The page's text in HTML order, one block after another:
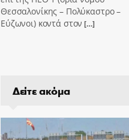
Θεσσαλονίκης – Πολύκαστρο –
Εύζωνοι) κοντά στον […]
Δείτε ακόμα